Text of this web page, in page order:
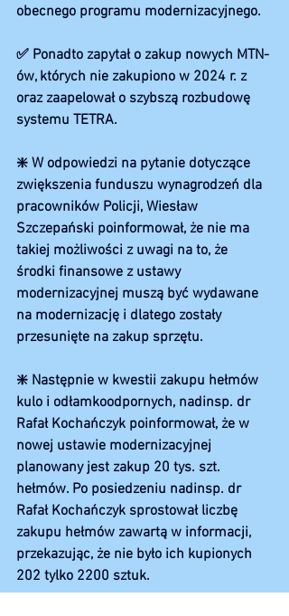
obecnego programu modernizacyjnego.
✅ Ponadto zapytał o zakup nowych MTN-
ów, których nie zakupiono w 2024 r. z
oraz zaapelował o szybszą rozbudowę
systemu TETRA.
❇️ W odpowiedzi na pytanie dotyczące
zwiększenia funduszu wynagrodzeń dla
pracowników Policji, Wiesław
Szczepański poinformował, że nie ma
takiej możliwości z uwagi na to, że
środki finansowe z ustawy
modernizacyjnej muszą być wydawane
na modernizację i dlatego zostały
przesunięte na zakup sprzętu.
❇️ Następnie w kwestii zakupu hełmów
kulo i odłamkoodpornych, nadinsp. dr
Rafał Kochańczyk poinformował, że w
nowej ustawie modernizacyjnej
planowany jest zakup 20 tys. szt.
hełmów. Po posiedzeniu nadinsp. dr
Rafał Kochańczyk sprostował liczbę
zakupu hełmów zawartą w informacji,
przekazując, że nie było ich kupionych
202 tylko 2200 sztuk.